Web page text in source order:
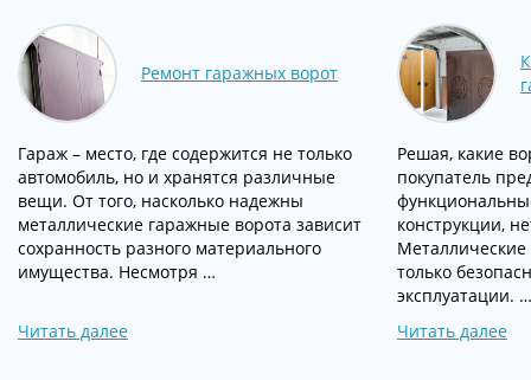
Ремонт гаражных ворот
Гараж – место, где содержится не только
автомобиль, но и хранятся различные
вещи. От того, насколько надежны
металлические гаражные ворота зависит
сохранность разного материального
имущества. Несмотря …
Читать далее
Решая, какие
покупатель
конструкции,
только
эксплуатации. …
Читать далее